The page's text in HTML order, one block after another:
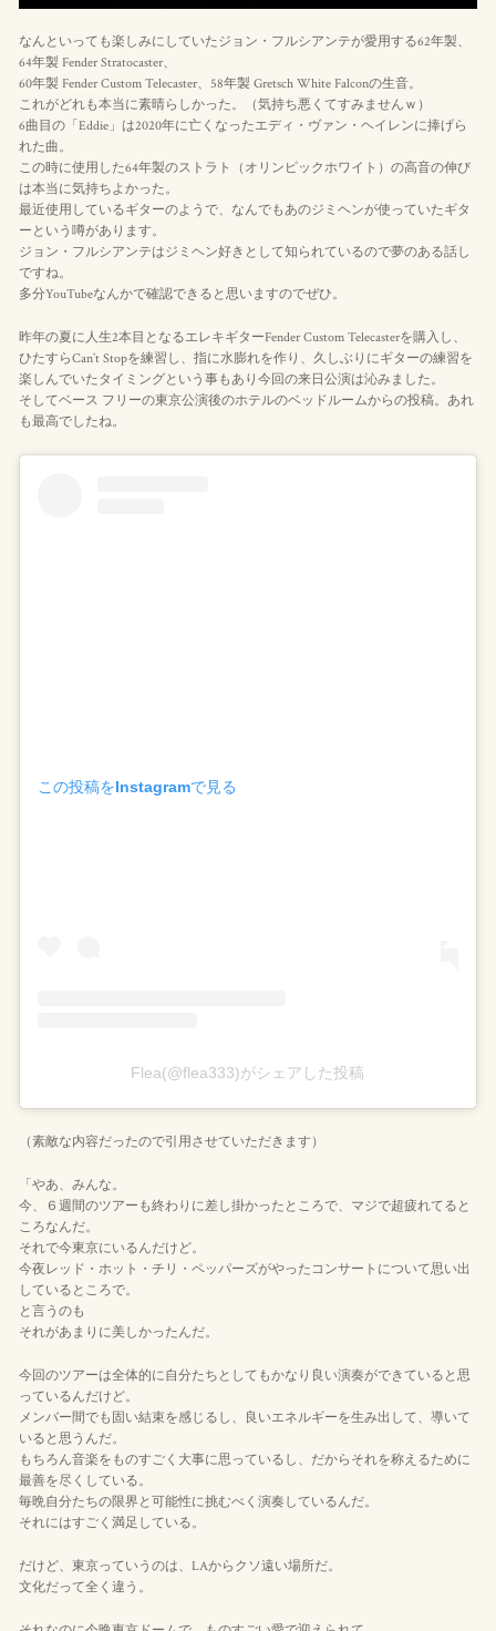
なんといっても楽しみにしていたジョン・フルシアンテが愛用する62年製、
64年製 Fender Stratocaster、
60年製 Fender Custom Telecaster、58年製 Gretsch White Falconの生音。
これがどれも本当に素晴らしかった。（気持ち悪くてすみませんｗ）
6曲目の「Eddie」は2020年に亡くなったエディ・ヴァン・ヘイレンに捧げら
れた曲。
この時に使用した64年製のストラト（オリンピックホワイト）の高音の伸び
は本当に気持ちよかった。
最近使用しているギターのようで、なんでもあのジミヘンが使っていたギタ
ーという噂があります。
ジョン・フルシアンテはジミヘン好きとして知られているので夢のある話し
ですね。
多分YouTubeなんかで確認できると思いますのでぜひ。
昨年の夏に人生2本目となるエレキギターFender Custom Telecasterを購入し、
ひたすらCan’t Stopを練習し、指に水膨れを作り、久しぶりにギターの練習を
楽しんでいたタイミングという事もあり今回の来日公演は沁みました。
そしてベース フリーの東京公演後のホテルのベッドルームからの投稿。あれ
も最高でしたね。
この投稿をInstagramで見る
Flea(@flea333)がシェアした投稿
（素敵な内容だったので引用させていただきます）
「やあ、みんな。
今、６週間のツアーも終わりに差し掛かったところで、マジで超疲れてると
ころなんだ。
それで今東京にいるんだけど。
今夜レッド・ホット・チリ・ペッパーズがやったコンサートについて思い出
しているところで。
と言うのも
それがあまりに美しかったんだ。
今回のツアーは全体的に自分たちとしてもかなり良い演奏ができていると思
っているんだけど。
メンバー間でも固い結束を感じるし、良いエネルギーを生み出して、導いて
いると思うんだ。
もちろん音楽をものすごく大事に思っているし、だからそれを称えるために
最善を尽くしている。
毎晩自分たちの限界と可能性に挑むべく演奏しているんだ。
それにはすごく満足している。
だけど、東京っていうのは、LAからクソ遠い場所だ。
文化だって全く違う。